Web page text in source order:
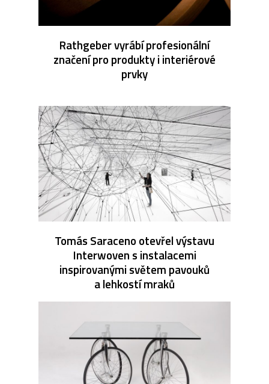
Rathgeber vyrábí profesionální
značení pro produkty i interiérové
prvky
Tomás Saraceno otevřel výstavu
Interwoven s instalacemi
inspirovanými světem pavouků
a lehkostí mraků